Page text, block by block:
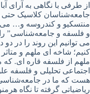
از طرفی با نگاهی به آرای
جامعه‌شناسان کلاسیک حتی
منتسکیو و کندروسه و… می
و فلسفه و جامعه‌شناسی” را
می توانیم این روند را در
کنیم؛ شاخه ای ملهم و
ملهم از فلسفه قاره ای‌.
اجتماعی تحلیلی و فلسفه
هست که ما در جامعه‌شناسی
ریاضیاتی گرفته تا نگاه